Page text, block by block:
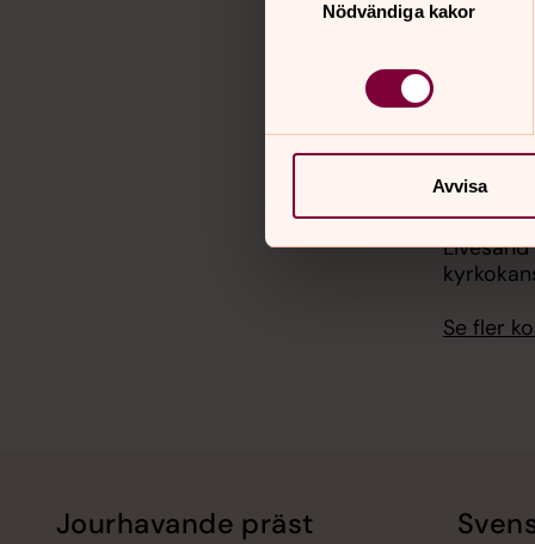
Nödvändiga kakor
Avvisa
1
Se fler
Jourhavande präst